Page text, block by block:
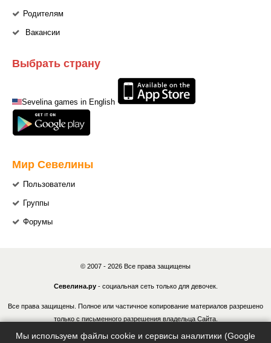
Родителям
Вакансии
Выбрать страну
Sevelina games in English
Мир Севелины
Пользователи
Группы
Форумы
© 2007 - 2026 Все права защищены
Севелина.ру- социальная сеть только для девочек.
Все права защищены. Полное или частичное копирование материалов разрешено
только с письменного разрешения владельца Сайта.
В случае обнаружения нарушений, виновные лица могут быть привлечены к
Мы используем файлы cookie и сервисы аналитики (Google